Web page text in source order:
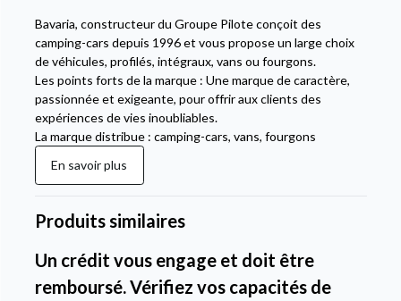
Bavaria, constructeur du Groupe Pilote conçoit des
camping-cars depuis 1996 et vous propose un large choix
de véhicules, profilés, intégraux, vans ou fourgons.
Les points forts de la marque : Une marque de caractère,
passionnée et exigeante, pour offrir aux clients des
expériences de vies inoubliables.
La marque distribue : camping-cars, vans, fourgons
En savoir plus
Produits similaires
Un crédit vous engage et doit être
remboursé. Vérifiez vos capacités de